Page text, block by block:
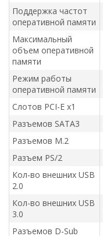
Поддержка частот
оперативной памяти
Максимальный
объем оперативной
памяти
Режим работы
оперативной памяти
Слотов PCI-E x1
Разъемов SATA3
Разъемов M.2
Разъем PS/2
Кол-во внешних USB
2.0
Кол-во внешних USB
3.0
Разъемов D-Sub